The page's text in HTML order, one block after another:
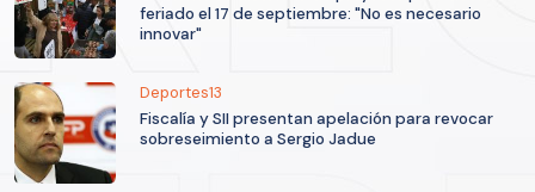
feriado el 17 de septiembre: "No es necesario
innovar"
Deportes13
Fiscalía y SII presentan apelación para revocar
sobreseimiento a Sergio Jadue